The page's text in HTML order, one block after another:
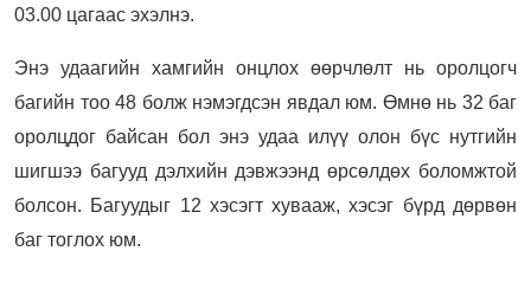
03.00 цагаас эхэлнэ.
Энэ удаагийн хамгийн онцлох өөрчлөлт нь оролцогч
багийн тоо 48 болж нэмэгдсэн явдал юм. Өмнө нь 32 баг
оролцдог байсан бол энэ удаа илүү олон бүс нутгийн
шигшээ багууд дэлхийн дэвжээнд өрсөлдөх боломжтой
болсон. Багуудыг 12 хэсэгт хувааж, хэсэг бүрд дөрвөн
баг тоглох юм.